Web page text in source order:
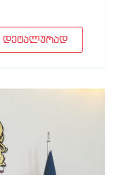
დეტალურად